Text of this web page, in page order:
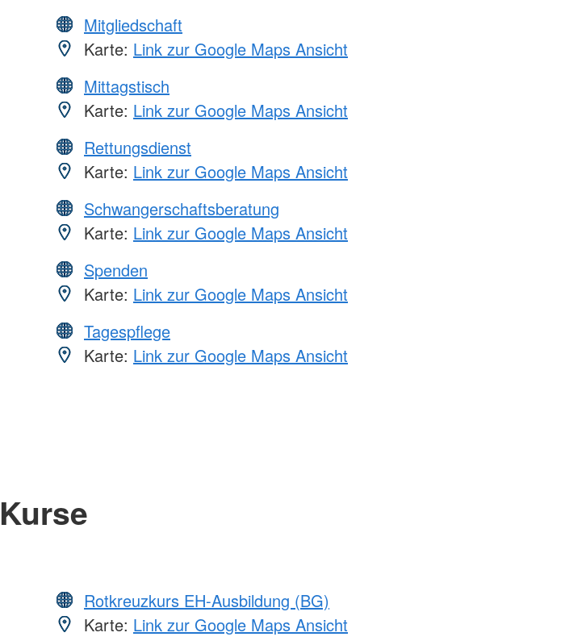
Mitgliedschaft
Karte: Link zur Google Maps Ansicht
Mittagstisch
Karte: Link zur Google Maps Ansicht
Rettungsdienst
Karte: Link zur Google Maps Ansicht
Schwangerschaftsberatung
Karte: Link zur Google Maps Ansicht
Spenden
Karte: Link zur Google Maps Ansicht
Tagespflege
Karte: Link zur Google Maps Ansicht
Kurse
Rotkreuzkurs EH-Ausbildung (BG)
Karte: Link zur Google Maps Ansicht